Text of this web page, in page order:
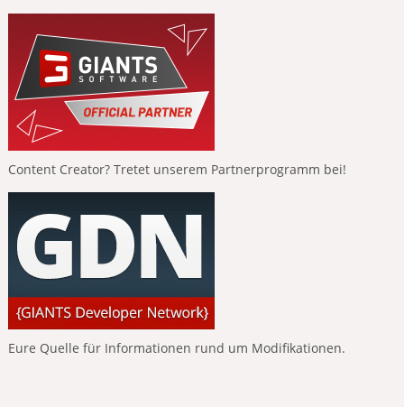
Content Creator? Tretet unserem Partnerprogramm bei!
Eure Quelle für Informationen rund um Modifikationen.